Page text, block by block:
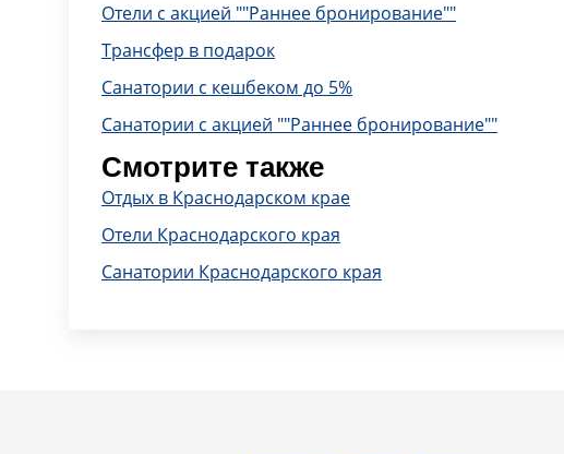
Отели с акцией ""Раннее бронирование""
Трансфер в подарок
Санатории с кешбеком до 5%
Санатории с акцией ""Раннее бронирование""
Смотрите также
Отдых в Краснодарском крае
Отели Краснодарского края
Санатории Краснодарского края